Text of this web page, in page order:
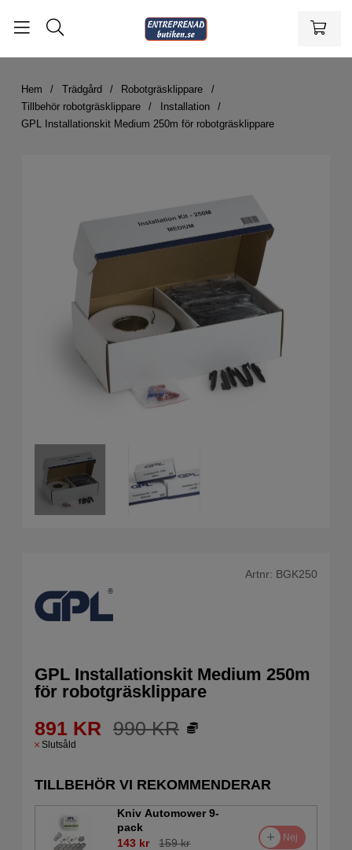
Hem Trädgård
Robotgräsklippare
Tillbehör robotgräsklippare
Installation
GPL Installationskit Medium 250m för robotgräsklippare
Artnr: BGK250
GPL Installationskit Medium 250m
för robotgräsklippare
990KR
891 KR
Slutsåld
TILLBEHÖR VI REKOMMENDERAR
Kniv Automower 9-
pack
143 kr
159 kr Nej